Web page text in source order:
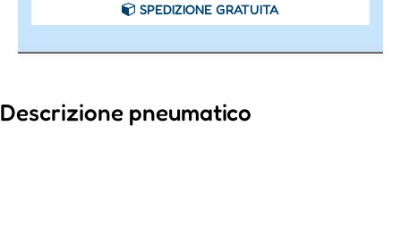
SPEDIZIONE GRATUITA
Descrizione pneumatico